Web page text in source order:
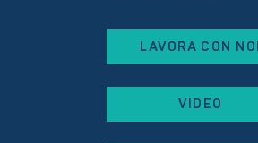
LAVORA CON NOI
VIDEO